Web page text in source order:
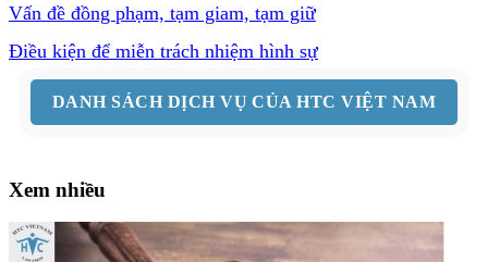
Vấn đề đồng phạm, tạm giam, tạm giữ
Điều kiện để miễn trách nhiệm hình sự
DANH SÁCH DỊCH VỤ CỦA HTC VIỆT NAM
Xem nhiều